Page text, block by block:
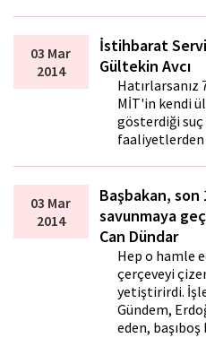
03 Mar
2014
İstihbarat
Gültekin Avcı
Hatırlarsanız
MİT'in kendi
gösterdiği suç
03 Mar
2014
Başbakan, son
savunmaya
Can Dündar
Hep o hamle
çerçeveyi
yetiştirirdi.
Gündem,
eden,